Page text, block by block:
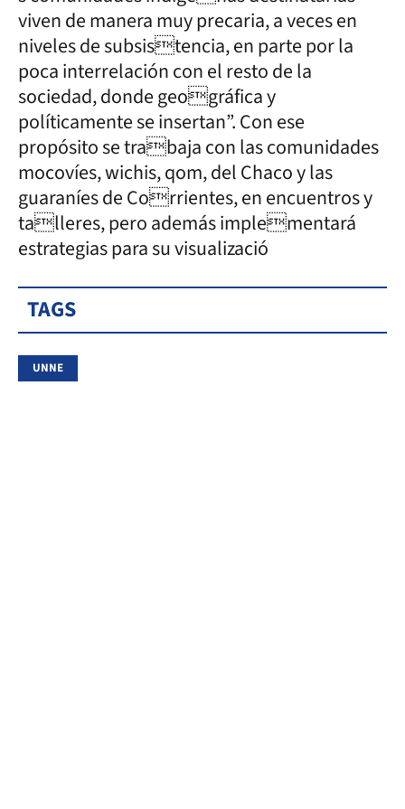
viven de manera muy precaria, a veces en
niveles de subsistencia, en parte por la
poca interrelación con el resto de la
sociedad, donde geográfica y
políticamente se insertan”. Con ese
propósito se trabaja con las comunidades
mocovíes, wichis, qom, del Chaco y las
guaraníes de Corrientes, en encuentros y
talleres, pero además implementará
estrategias para su visualizació
TAGS
UNNE